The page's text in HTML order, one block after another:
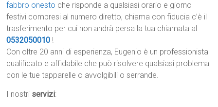
fabbro onesto che risponde a qualsiasi orario e giorno
festivi compresi al numero diretto, chiama con fiducia c’è il
trasferimento per cui non andrà persa la tua chiamata al
0532050010 !
Con oltre 20 anni di esperienza, Eugenio è un professionista
qualificato e affidabile che può risolvere qualsiasi problema
con le tue tapparelle o avvolgibili o serrande.
I nostri servizi: